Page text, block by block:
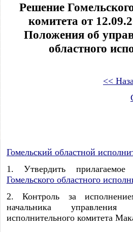
Решение
комитета от
Положения об
областного
<<
Гомельский областной
1. Утвердить
Гомельского областного
2. Контроль за
начальника управления
исполнительного комитета